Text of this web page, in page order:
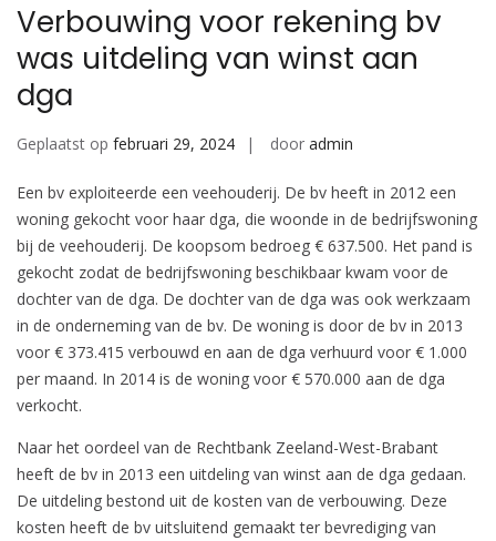
Verbouwing voor rekening bv
was uitdeling van winst aan
dga
Geplaatst op februari 29, 2024 door admin
Een bv exploiteerde een veehouderij. De bv heeft in 2012 een
woning gekocht voor haar dga, die woonde in de bedrijfswoning
bij de veehouderij. De koopsom bedroeg € 637.500. Het pand is
gekocht zodat de bedrijfswoning beschikbaar kwam voor de
dochter van de dga. De dochter van de dga was ook werkzaam
in de onderneming van de bv. De woning is door de bv in 2013
voor € 373.415 verbouwd en aan de dga verhuurd voor € 1.000
per maand. In 2014 is de woning voor € 570.000 aan de dga
verkocht.
Naar het oordeel van de Rechtbank Zeeland-West-Brabant
heeft de bv in 2013 een uitdeling van winst aan de dga gedaan.
De uitdeling bestond uit de kosten van de verbouwing. Deze
kosten heeft de bv uitsluitend gemaakt ter bevrediging van